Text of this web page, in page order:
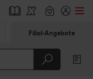
Filial-Angebote